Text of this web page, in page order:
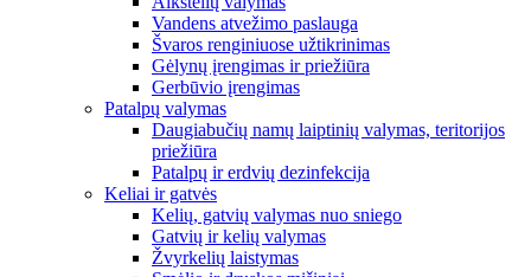
Vandens atvežimo paslauga
Švaros renginiuose užtikrinimas
Gėlynų įrengimas ir priežiūra
Gerbūvio įrengimas
Patalpų valymas
Daugiabučių namų laiptinių valymas, teritorijos
priežiūra
Patalpų ir erdvių dezinfekcija
Keliai ir gatvės
Kelių, gatvių valymas nuo sniego
Gatvių ir kelių valymas
Žvyrkelių laistymas